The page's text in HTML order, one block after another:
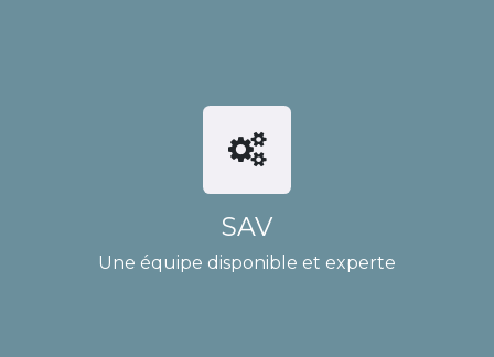
SAV
Une équipe disponible et experte